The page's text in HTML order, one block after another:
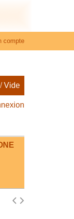
compte
/Vide